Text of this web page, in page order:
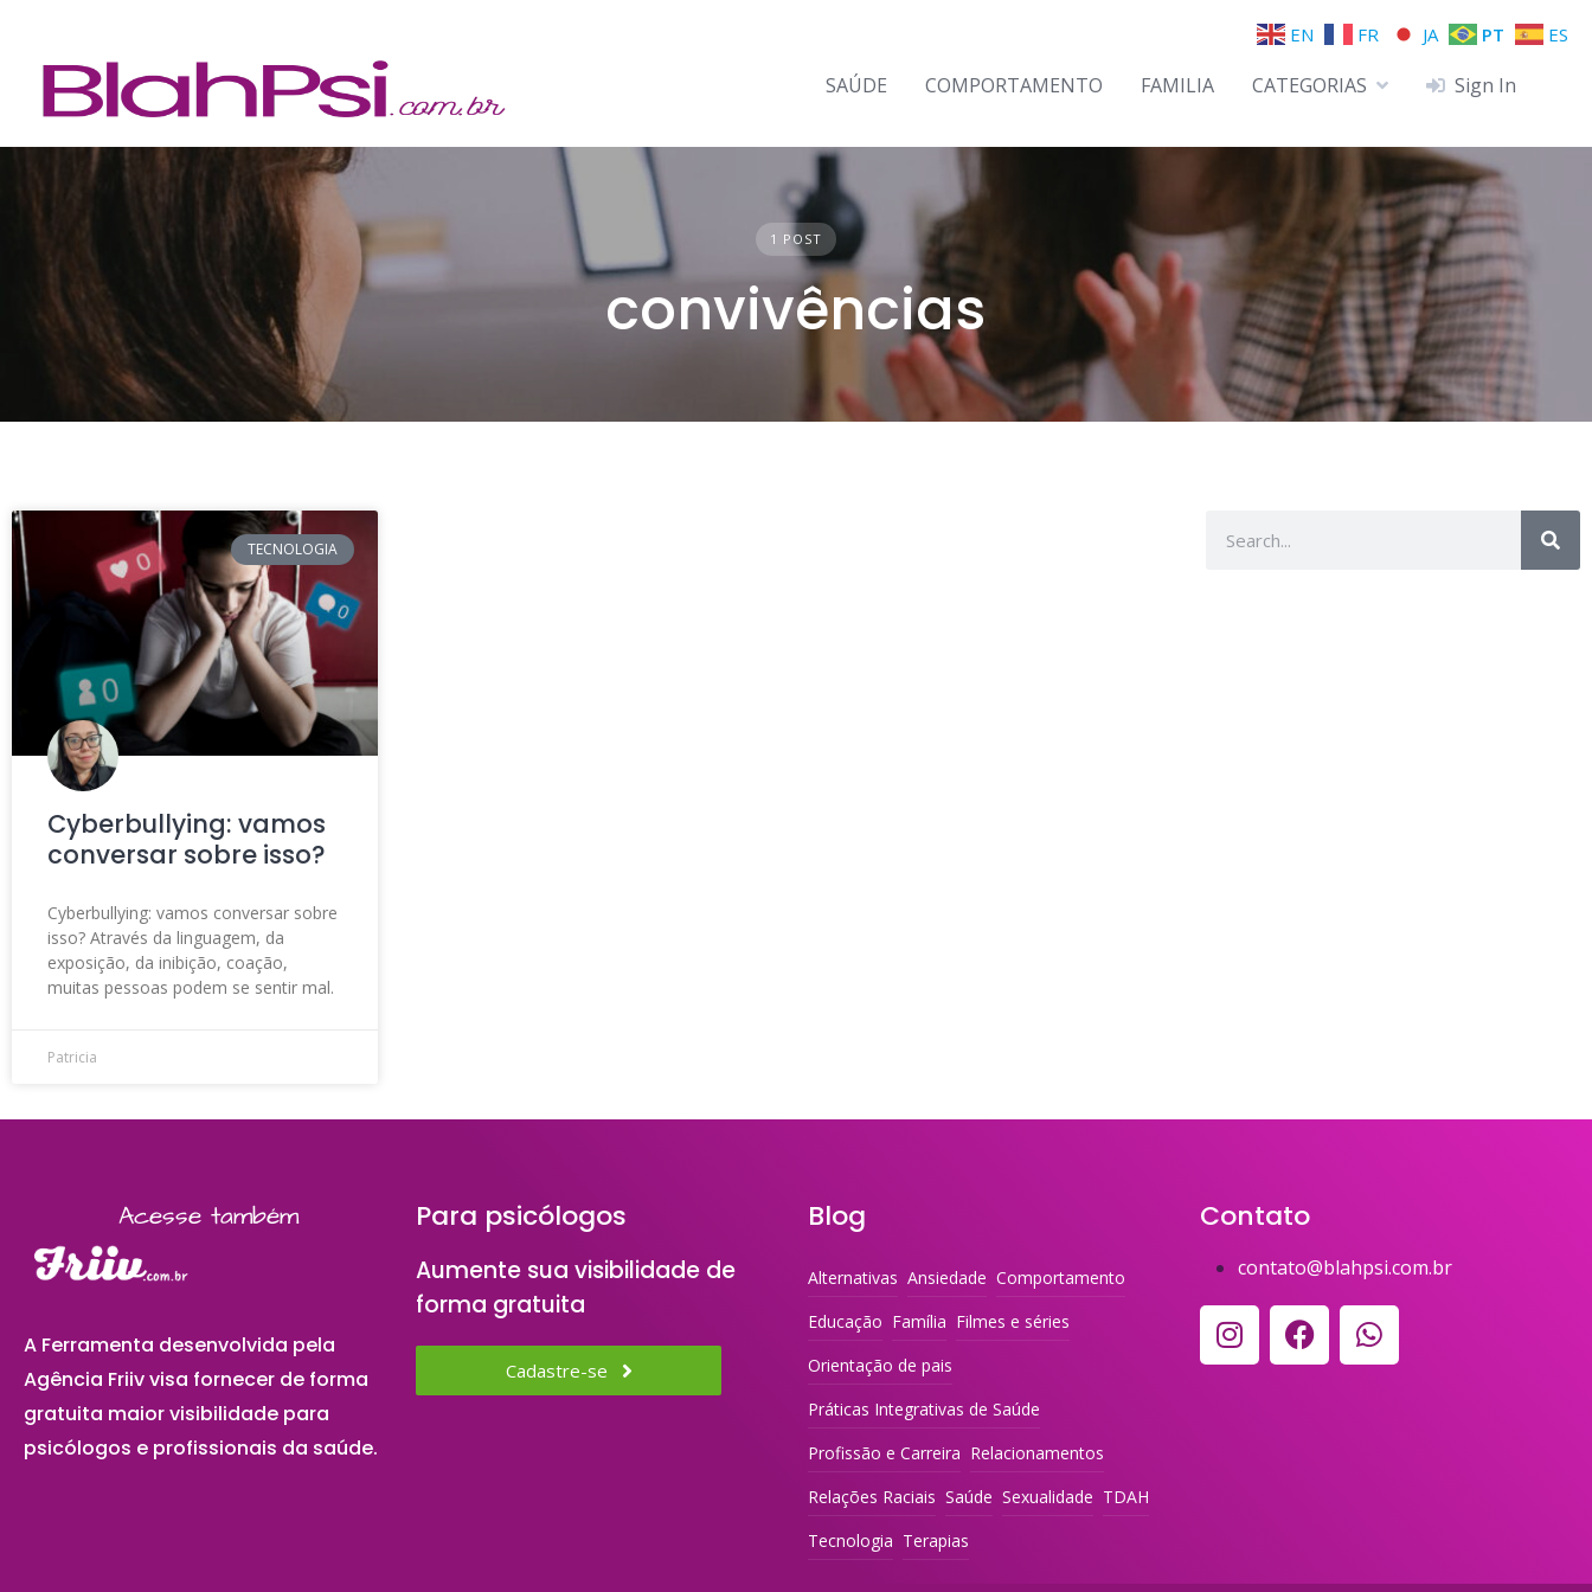
SAÚDE COMPORTAMENTO FAMILIA CATEGORIAS Sign In
1 POST
convivências
TECNOLOGIA
Cyberbullying: vamos
conversar sobre isso?
Cyberbullying: vamos conversar sobre
isso? Através da linguagem, da
exposição, da inibição, coação,
muitas pessoas podem se sentir mal.
Patricia
Acesse também
A Ferramenta desenvolvida pela
Agência Friiv visa fornecer de forma
gratuita maior visibilidade para
psicólogos e profissionais da saúde.
Para psicólogos
Aumente sua visibilidade de
forma gratuita
Cadastre-se
Blog
Alternativas Ansiedade Comportamento
Educação Família Filmes e séries
Orientação de pais
Práticas Integrativas de Saúde
Profissão e Carreira Relacionamentos
Relações Raciais Saúde Sexualidade TDAH
Tecnologia Terapias
Contato
contato@blahpsi.com.br
EN FR JA PT ES